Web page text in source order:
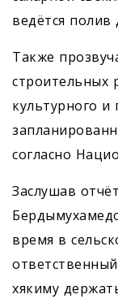
ведётся полив
Также
строительных
культурного и
согласно
Заслушав
время в
хякиму